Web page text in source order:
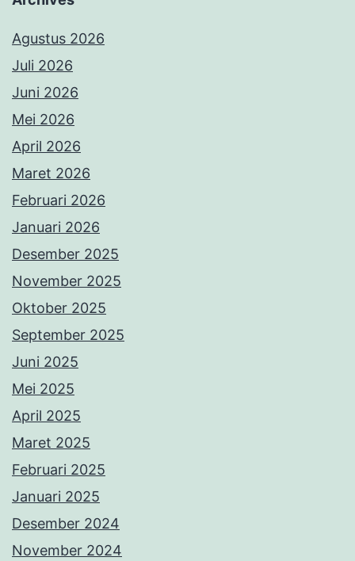
Agustus 2026
Juli 2026
Juni 2026
Mei 2026
April 2026
Maret 2026
Februari 2026
Januari 2026
Desember 2025
November 2025
Oktober 2025
September 2025
Juni 2025
Mei 2025
April 2025
Maret 2025
Februari 2025
Januari 2025
Desember 2024
November 2024